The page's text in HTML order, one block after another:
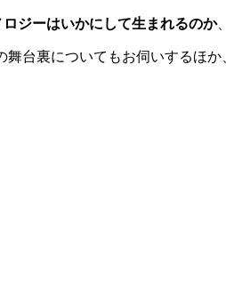
ジーはいかにして生まれるのか
台裏についてもお伺いするほ